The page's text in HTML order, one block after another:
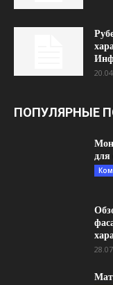
ПОПУЛЯРНЫЕ
для